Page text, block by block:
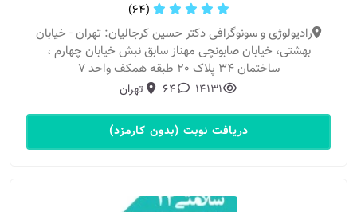
(64)
رادیولوژی و سونوگرافی دکتر حسین کرجالیان: تهران - خیابان
بهشتی، خیابان صابونچی مهناز سابق نبش خیابان چهارم ،
ساختمان 34 پلاک 20 طبقه همکف واحد ۷
14131
64 تهران
دریافت نوبت (بدون کارمزد)